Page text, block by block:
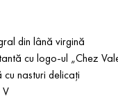
din lână virgină
cu logo-ul „Chez
nasturi delicați
V